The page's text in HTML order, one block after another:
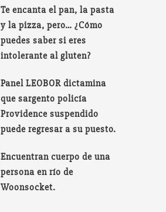
Te encanta el pan, la pasta
y la pizza, pero… ¿Cómo
puedes saber si eres
intolerante al gluten?
Panel LEOBOR dictamina
que sargento policía
Providence suspendido
puede regresar a su puesto.
Encuentran cuerpo de una
persona en río de
Woonsocket.